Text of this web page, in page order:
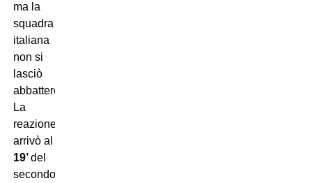
ma la
squadra
italiana
non si
lasciò
abbattere.
La
reazione
arrivò al
19’del
secondo